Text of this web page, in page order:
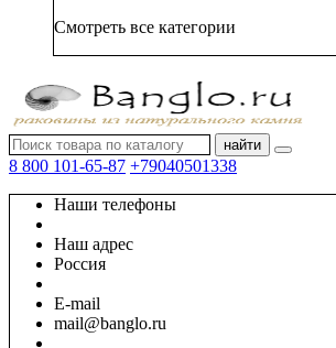
Смотреть все категории
найти
8 800 101-65-87 +79040501338
Наши телефоны
Наш адрес
Россия
E-mail
mail@banglo.ru